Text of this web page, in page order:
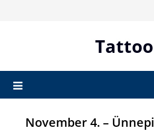
November 4. –